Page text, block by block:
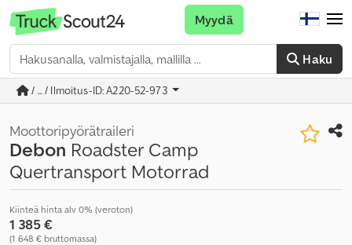
Haku
Myydä
/ ... / Ilmoitus-ID: A220-52-973
Moottoripyörätraileri
Debon Roadster Camp
Quertransport Motorrad
Kiinteä hinta alv 0% (veroton)
1 385 €
(1 648 € bruttomassa)